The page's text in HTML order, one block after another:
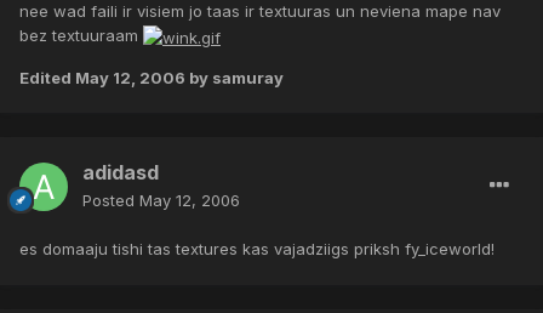
nee wad faili ir visiem jo taas ir textuuras un neviena mape nav
bez textuuraam
Edited May 12, 2006 by samuray
adidasd
Posted May 12, 2006
es domaaju tishi tas textures kas vajadziigs priksh fy_iceworld!